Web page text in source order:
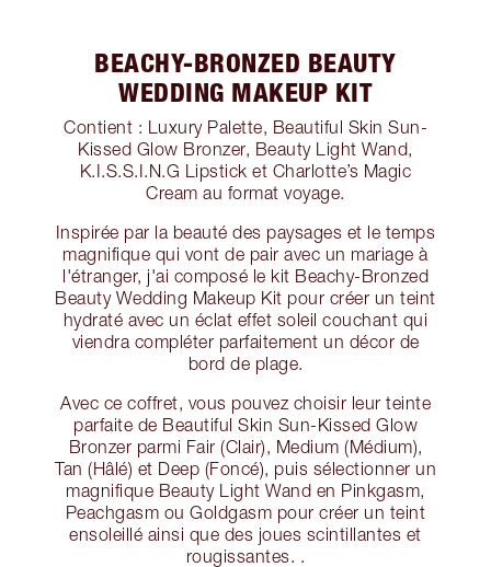
BEACHY-BRONZED BEAUTY
WEDDING MAKEUP KIT
Contient : Luxury Palette, Beautiful Skin Sun-
Kissed Glow Bronzer, Beauty Light Wand,
K.I.S.S.I.N.G Lipstick et Charlotte’s Magic
Cream au format voyage.
Inspirée par la beauté des paysages et le temps
magnifique qui vont de pair avec un mariage à
l'étranger, j'ai composé le kit Beachy-Bronzed
Beauty Wedding Makeup Kit pour créer un teint
hydraté avec un éclat effet soleil couchant qui
viendra compléter parfaitement un décor de
bord de plage.
Avec ce coffret, vous pouvez choisir leur teinte
parfaite de Beautiful Skin Sun-Kissed Glow
Bronzer parmi Fair (Clair), Medium (Médium),
Tan (Hâlé) et Deep (Foncé), puis sélectionner un
magnifique Beauty Light Wand en Pinkgasm,
Peachgasm ou Goldgasm pour créer un teint
ensoleillé ainsi que des joues scintillantes et
rougissantes. .